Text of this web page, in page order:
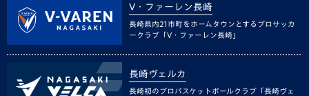
V・ファーレン長崎
長崎県内21市町をホームタウンとするプロサッカ
ークラブ「V・ファーレン長崎」
長崎ヴェルカ
長崎初のプロバスケットボールクラブ「長崎ヴェ